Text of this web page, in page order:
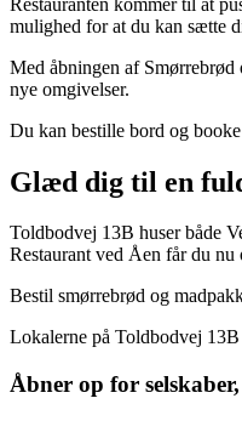
mulighed for at du kan sætte
Med åbningen af
nye omgivelser.
Du kan bestille bord og
Glæd dig til en
Toldbodvej 13B huser både
Restaurant ved Åen får du
Bestil smørrebrød og
Lokalerne på Toldbodvej
Åbner op for